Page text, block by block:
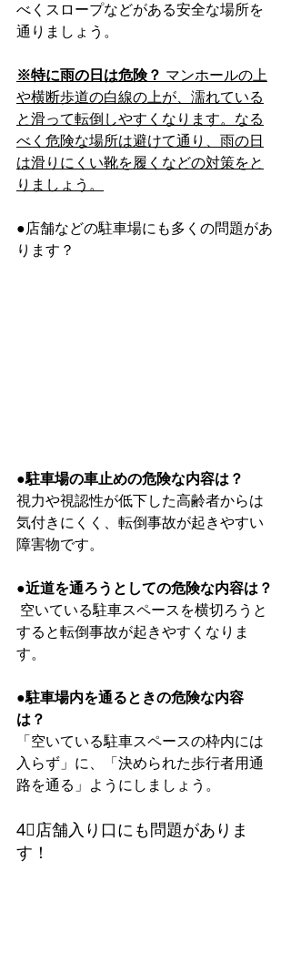
べくスロープなどがある安全な場所を
通りましょう。
※特に雨の日は危険？ マンホールの上
や横断歩道の白線の上が、濡れている
と滑って転倒しやすくなります。なる
べく危険な場所は避けて通り、雨の日
は滑りにくい靴を履くなどの対策をと
りましょう。
●店舗などの駐車場にも多くの問題があ
ります？
●駐車場の車止めの危険な内容は？
視力や視認性が低下した高齢者からは
気付きにくく、転倒事故が起きやすい
障害物です。
●近道を通ろうとしての危険な内容は？
空いている駐車スペースを横切ろうと
すると転倒事故が起きやすくなりま
す。
●駐車場内を通るときの危険な内容
は？
「空いている駐車スペースの枠内には
入らず」に、「決められた歩行者用通
路を通る」ようにしましょう。
4⃣店舗入り口にも問題がありま
す！